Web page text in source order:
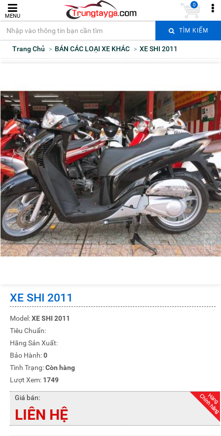
MENU
TÌM KIẾM
0
Trang Chủ BÁN CÁC LOẠI XE KHÁC XE SHI 2011
XE SHI 2011
Model:XE SHI 2011
Tiêu Chuẩn:
Hãng Sản Xuất:
Bảo Hành:0
Tình Trạng:Còn hàng
Lượt Xem: 1749
Giá bán:
LIÊN HỆ